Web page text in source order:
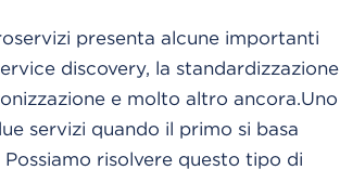
presenta alcune importanti
discovery, la standardizzazione
e molto altro ancora.Uno
servizi quando il primo si basa
risolvere questo tipo di